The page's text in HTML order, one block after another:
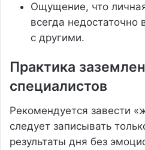
Ощущение, что
всегда
с другими.
Практика
специалистов
Рекомендуется завести
следует записывать
результаты дня без